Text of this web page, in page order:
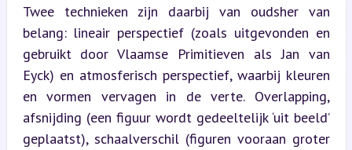
Twee technieken zijn daarbij van oudsher van
belang: lineair perspectief (zoals uitgevonden en
gebruikt door Vlaamse Primitieven als Jan van
Eyck) en atmosferisch perspectief, waarbij kleuren
en vormen vervagen in de verte. Overlapping,
afsnijding (een figuur wordt gedeeltelijk ‘uit beeld’
geplaatst), schaalverschil (figuren vooraan groter